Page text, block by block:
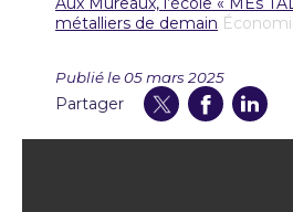
métalliers de demain
Publié le 05 mars 2025
Partager